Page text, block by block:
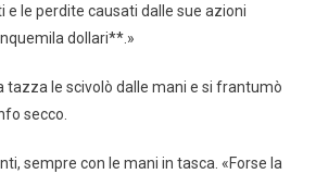
e le perdite causati dalle sue azioni
dollari**.»
tazza le scivolò dalle mani e si frantumò
secco.
sempre con le mani in tasca. «Forse la